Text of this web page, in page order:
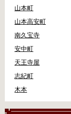
山本町
山本高安町
南久宝寺
安中町
天王寺屋
志紀町
木本